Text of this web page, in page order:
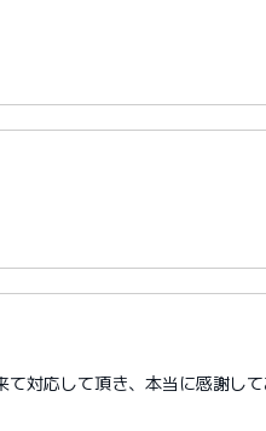
対応して頂き、本当に感謝し